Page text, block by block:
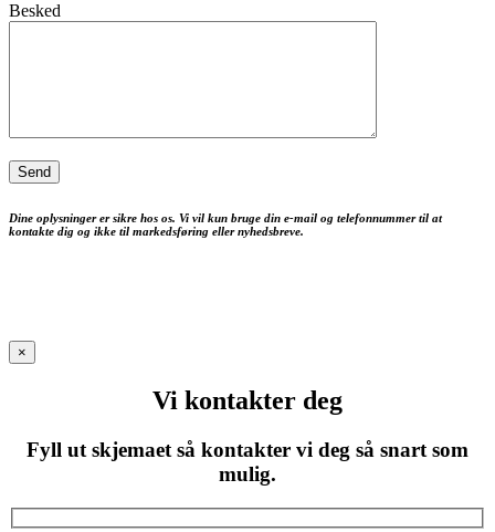
Besked
Dine oplysninger er sikre hos os. Vi vil kun bruge din e-mail og telefonnummer til at
kontakte dig og ikke til markedsføring eller nyhedsbreve.
×
Vi kontakter deg
Fyll ut skjemaet så kontakter vi deg så snart som
mulig.